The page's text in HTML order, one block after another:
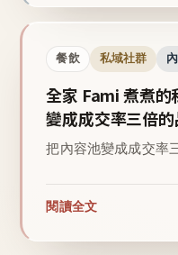
餐飲 私域社群
全家 Fami 煮煮的
變成成交率三倍
把內容池變成成交率
閱讀全文